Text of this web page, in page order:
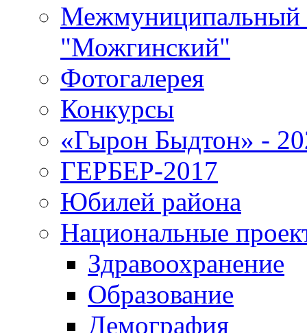
Межмуниципальный
"Можгинский"
Фотогалерея
Конкурсы
«Гырон Быдтон» -
ГЕРБЕР-2017
Юбилей района
Национальные
Здравоохранение
Образование
Демография